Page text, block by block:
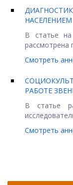
НАСЕЛЕНИЕМ
В статье на
рассмотрена
Смотреть
РАБОТЕ
В статье
Смотреть